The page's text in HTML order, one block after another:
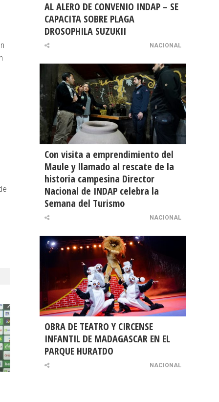
AL ALERO DE CONVENIO INDAP – SE
CAPACITA SOBRE PLAGA
DROSOPHILA SUZUKII
NACIONAL
Con visita a emprendimiento del
Maule y llamado al rescate de la
historia campesina Director
Nacional de INDAP celebra la
Semana del Turismo
NACIONAL
OBRA DE TEATRO Y CIRCENSE
INFANTIL DE MADAGASCAR EN EL
PARQUE HURATDO
NACIONAL